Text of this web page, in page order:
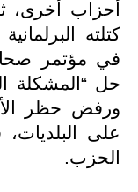
أحزاب أخرى،
كتلته
في مؤتمر
حل “المشكلة
ورفض حظر
على
الحزب.